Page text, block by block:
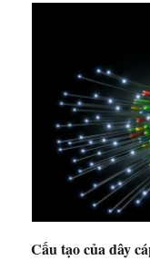
Cấu tạo của dây